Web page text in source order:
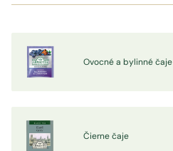
Ovocné a bylinné čaje
Čierne čaje